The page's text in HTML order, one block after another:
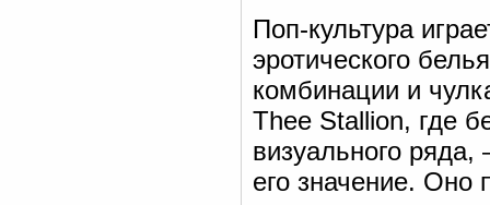
Поп-культура
эротического
комбинации и
Thee Stallion, где
визуального
его значение. Оно